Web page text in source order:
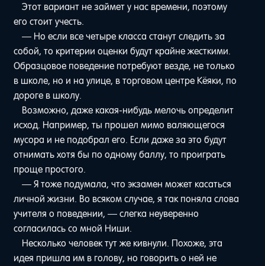
Этот вариант не займет у нас времени, поэтому
его стоит учесть.
— Но если все четыре класса станут следить за
собой, то критерии оценки будут крайне жесткими.
Образцовое поведение потребуют везде, не только
в школе, но и на улице, в торговом центре Кёяки, по
дороге в школу.
Возможно, даже какая-нибудь мелочь определит
исход. Например, ты прошел мимо валяющегося
мусора и не подобрал его. Если даже за это будут
отнимать хотя бы по одному баллу, то проиграть
проще простого.
— Я тоже подумала, что экзамен может касаться
личной жизни. Во всяком случае, я так поняла слова
учителя о поведении, — слегка неуверенно
согласилась со мной Ниши.
Несколько человек тут же кивнули. Похоже, эта
идея пришла им в голову, но говорить о ней не